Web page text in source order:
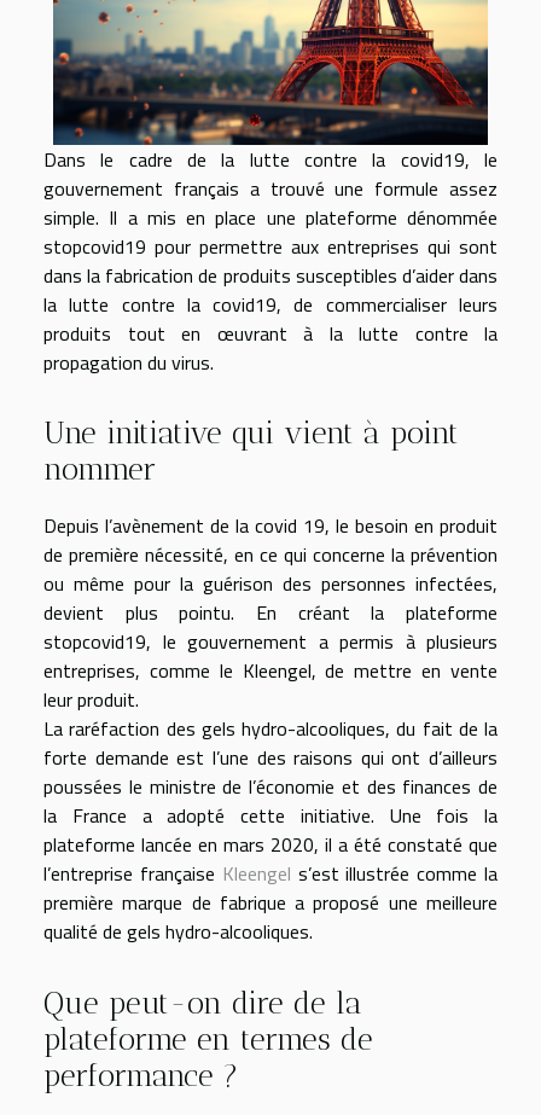
Dans le cadre de la lutte contre la covid19, le
gouvernement français a trouvé une formule assez
simple. Il a mis en place une plateforme dénommée
stopcovid19 pour permettre aux entreprises qui sont
dans la fabrication de produits susceptibles d’aider dans
la lutte contre la covid19, de commercialiser leurs
produits tout en œuvrant à la lutte contre la
propagation du virus.
Une initiative qui vient à point
nommer
Depuis l’avènement de la covid 19, le besoin en produit
de première nécessité, en ce qui concerne la prévention
ou même pour la guérison des personnes infectées,
devient plus pointu. En créant la plateforme
stopcovid19, le gouvernement a permis à plusieurs
entreprises, comme le Kleengel, de mettre en vente
leur produit.
La raréfaction des gels hydro-alcooliques, du fait de la
forte demande est l’une des raisons qui ont d’ailleurs
poussées le ministre de l’économie et des finances de
la France a adopté cette initiative. Une fois la
plateforme lancée en mars 2020, il a été constaté que
l’entreprise française Kleengel s’est illustrée comme la
première marque de fabrique a proposé une meilleure
qualité de gels hydro-alcooliques.
Que peut-on dire de la
plateforme en termes de
performance ?